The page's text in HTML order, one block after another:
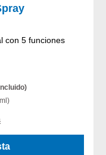
con 5 funciones